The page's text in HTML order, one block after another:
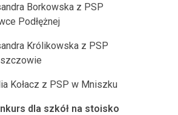
Borkowska z PSP
Podłężnej
Królikowska z PSP
Kołacz z PSP w Mniszku
dla szkół na stoisko